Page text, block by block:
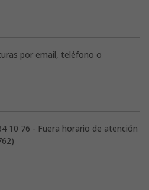
por email, teléfono o
10 76 - Fuera horario de atención